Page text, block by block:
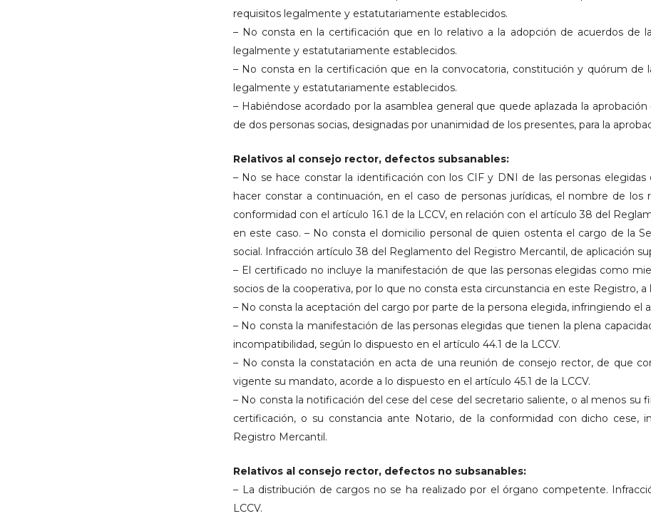
requisitos legalmente y estatutariamente establecidos.
– No consta en la certificación que en lo relativo a la adopción de acuerdos de
legalmente y estatutariamente establecidos.
– No consta en la certificación que en la convocatoria, constitución y quórum de
legalmente y estatutariamente establecidos.
– Habiéndose acordado por la asamblea general que quede aplazada la
de dos personas socias, designadas por unanimidad de los presentes, para la
Relativos al consejo rector, defectos subsanables:
– No se hace constar la identificación con los CIF y DNI de las personas
hacer constar a continuación, en el caso de personas jurídicas, el nombre de
conformidad con el artículo 16.1 de la LCCV, en relación con el artículo 38 del
en este caso. – No consta el domicilio personal de quien ostenta el cargo de la
social. Infracción artículo 38 del Reglamento del Registro Mercantil, de aplicación
– El certificado no incluye la manifestación de que las personas elegidas como
socios de la cooperativa, por lo que no consta esta circunstancia en este Registro, a
– No consta la aceptación del cargo por parte de la persona elegida, infringiendo el
– No consta la manifestación de las personas elegidas que tienen la plena
incompatibilidad, según lo dispuesto en el artículo 44.1 de la LCCV.
– No consta la constatación en acta de una reunión de consejo rector, de que
vigente su mandato, acorde a lo dispuesto en el artículo 45.1 de la LCCV.
– No consta la notificación del cese del cese del secretario saliente, o al menos
certificación, o su constancia ante Notario, de la conformidad con dicho cese,
Registro Mercantil.
Relativos al consejo rector, defectos no subsanables:
– La distribución de cargos no se ha realizado por el órgano competente.
LCCV.